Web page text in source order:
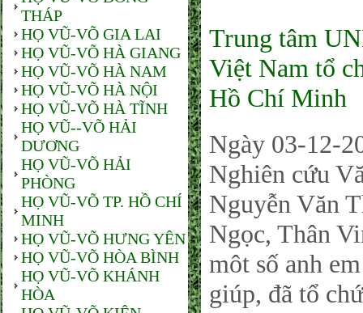
THÁP
HỌ VŨ-VÕ GIA LAI
HỌ VŨ-VÕ HÀ GIANG
HỌ VŨ-VÕ HÀ NAM
HỌ VŨ-VÕ HÀ NỘI
HỌ VŨ-VÕ HÀ TĨNH
HỌ VŨ--VÕ HẢI
DƯƠNG
HỌ VŨ-VÕ HẢI
PHÒNG
HỌ VŨ-VÕ TP. HỒ CHÍ
MINH
HỌ VŨ-VÕ HƯNG YÊN
HỌ VŨ-VÕ HÒA BÌNH
HỌ VŨ-VÕ KHÁNH
HÒA
Trung tâm
Việt Nam tổ
Hồ Chí Minh
Ngày 03-12-
Nghiên cứu
Nguyễn Văn
Ngọc, Thân
môt số anh
giúp, đã tổ